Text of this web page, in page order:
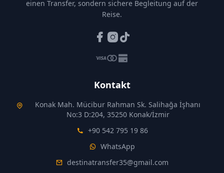
einen Transfer, sondern sichere Begleitung auf der
Reise.
Kontakt
Konak Mah. Mücibur Rahman Sk. Salihağa İşhanı
No:3 D:204, 35250 Konak/İzmir
+90 542 795 19 86
WhatsApp
destinatransfer35@gmail.com